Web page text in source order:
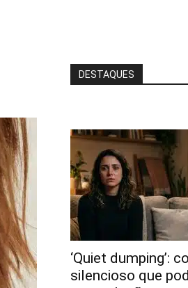
DESTAQUES
‘Quiet dumping’:
silencioso que